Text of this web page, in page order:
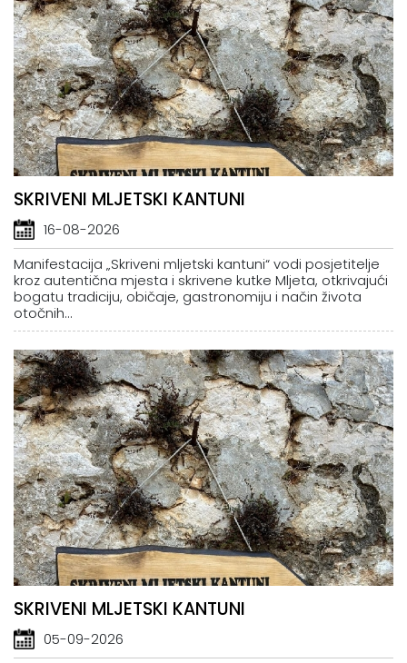
SKRIVENI MLJETSKI KANTUNI
16-08-2026
Manifestacija „Skriveni mljetski kantuni“ vodi posjetitelje
kroz autentična mjesta i skrivene kutke Mljeta, otkrivajući
bogatu tradiciju, običaje, gastronomiju i način života
otočnih...
SKRIVENI MLJETSKI KANTUNI
05-09-2026